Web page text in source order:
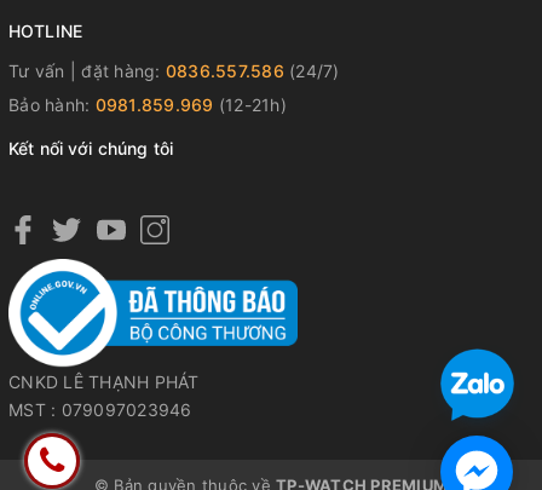
HOTLINE
Tư vấn | đặt hàng: 0836.557.586 (24/7)
Bảo hành: 0981.859.969 (12-21h)
Kết nối với chúng tôi
CNKD LÊ THẠNH PHÁT
MST : 079097023946
© Bản quyền thuộc vềTP-WATCH PREMIUM